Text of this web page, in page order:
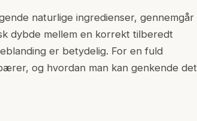
naturlige ingredienser, gennemgår
dybde mellem en korrekt tilberedt
er betydelig. For en fuld
og hvordan man kan genkende det